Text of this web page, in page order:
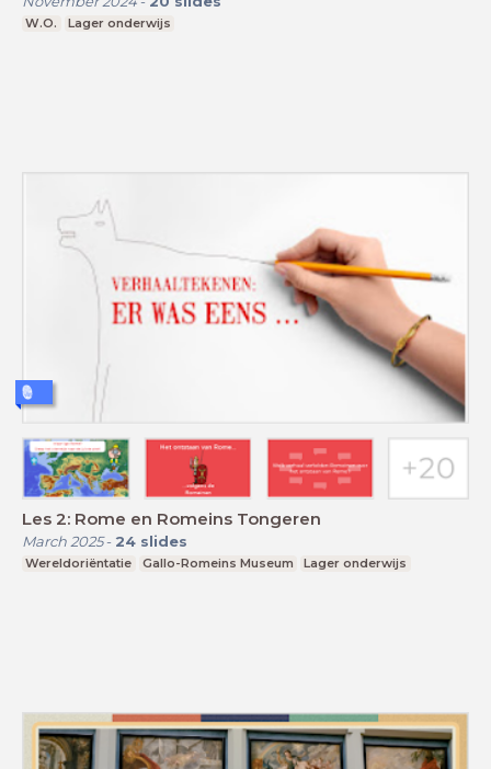
W.O. Lager onderwijs
Les 2: Rome en Romeins Tongeren
March 2025- 24 slides
Wereldoriëntatie Gallo-Romeins Museum Lager onderwijs